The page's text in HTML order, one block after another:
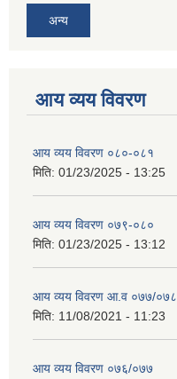
अन्य
आय व्यय विवरण
आय व्यय विवरण ०८०-०८१
मिति: 01/23/2025 - 13:25
आय व्यय विवरण ०७९-०८०
मिति: 01/23/2025 - 13:12
आय व्यय विवरण आ.व ०७७/०७८
मिति: 11/08/2021 - 11:23
आय व्यय विवरण ०७६/०७७